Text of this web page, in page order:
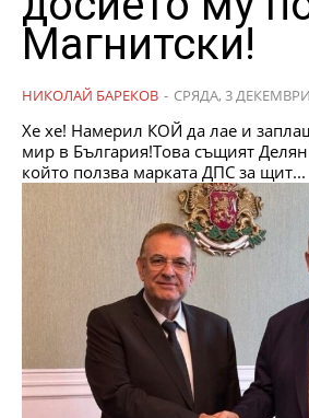
Магнитски!
НИКОЛАЙ БАРЕКОВ - СРЯДА, 3
Хе хе! Намерил КОЙ да лае и
мир в България!Това същият
който ползва марката ДПС за щит...